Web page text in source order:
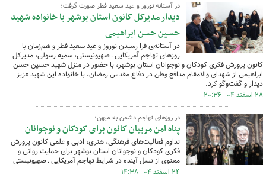
در آستانه نوروز و عید سعید فطر صورت گرفت؛
دیدار مدیرکل کانون استان بوشهر با خانواده شهید
حسین حسن ابراهیمی
در آستانه‌ی فرا رسیدن نوروز و عید سعید فطر و هم‌زمان با
روزهای تهاجم آمریکایی ـ صهیونیستی، سمیه رسولی، مدیرکل
کانون پرورش فکری کودکان و نوجوانان استان بوشهر، با حضور در منزل شهید حسین حسن
ابراهیمی از شهدای والامقام مدافع وطن در دفاع مقدس رمضان، با خانواده این شهید عزیز
دیدار و گفت‌وگو کرد.
۲۸ اسفند ۰۴ - ۲۰:۳۶
در روزهای تهاجم دشمن به میهن؛
پناه امن مربیان کانون برای کودکان و نوجوانان
تداوم فعالیت‌های فرهنگی، هنری، ادبی و علمی کانون پرورش
فکری کودکان و نوجوانان استان بوشهر برای حمایت روانی و
معنوی از نسل آینده در شرایط تهاجم آمریکایی ـ صهیونیستی
۲۴ اسفند ۰۴ - ۱۴:۳۸